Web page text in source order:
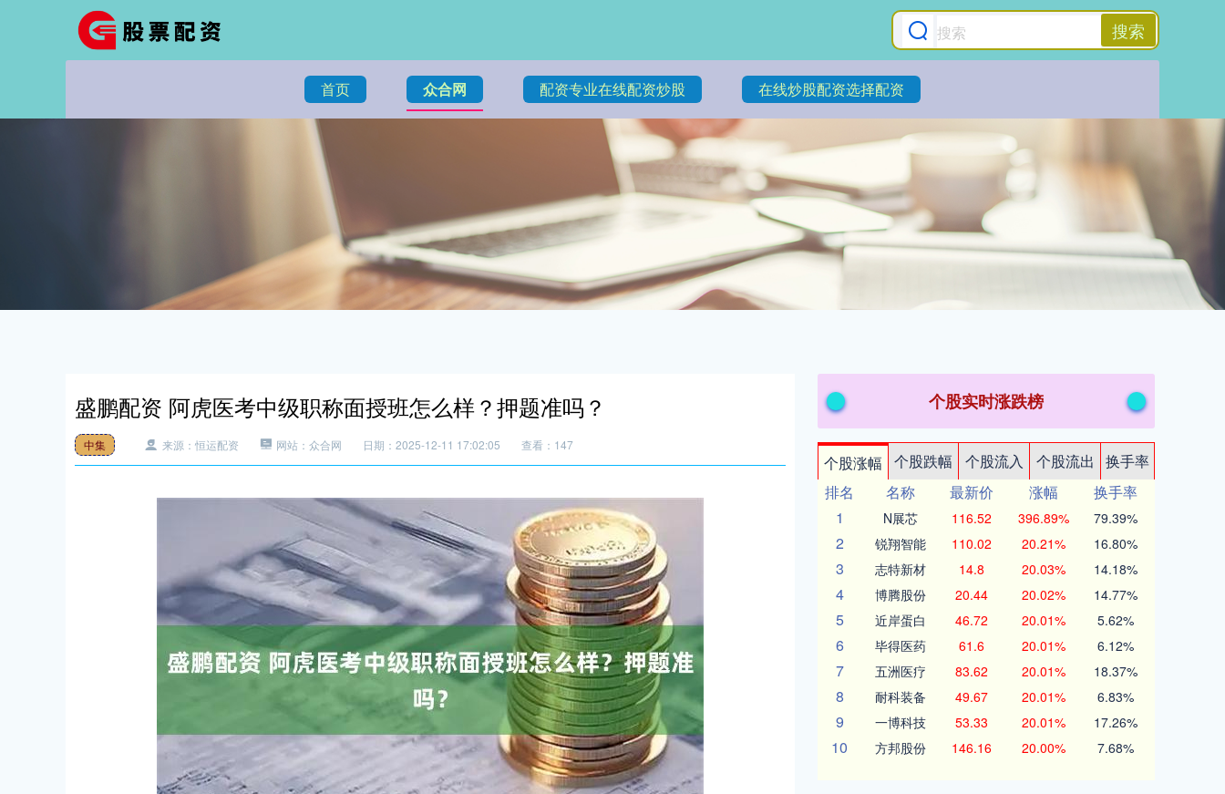
搜索
首页 众合网 配资专业在线配资炒股 在线炒股配资选择配资
盛鹏配资 阿虎医考中级职称面授班怎么样？押题准吗？
中集 来源：恒运配资 网站：众合网 日期：2025-12-11 17:02:05 查看：147
个股实时涨跌榜
个股涨幅 个股跌幅 个股流入 个股流出
换手率
排名
名称 最新价 涨幅
换手率
1
N展芯 116.52 396.89% 79.39%
2 锐翔智能 110.02 20.21% 16.80%
3 志特新材 14.8 20.03% 14.18%
4 博腾股份 20.44 20.02% 14.77%
5 近岸蛋白 46.72 20.01% 5.62%
6 毕得医药 61.6 20.01% 6.12%
7 五洲医疗 83.62 20.01% 18.37%
8 耐科装备 49.67 20.01% 6.83%
9 一博科技 53.33 20.01% 17.26%
10 方邦股份 146.16 20.00% 7.68%